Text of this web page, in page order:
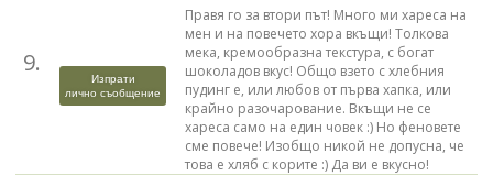
9.
Изпрати
лично съобщение
Правя го за втори път! Много ми хареса на
мен и на повечето хора вкъщи! Толкова
мека, кремообразна текстура, с богат
шоколадов вкус! Общо взето с хлебния
пудинг е, или любов от първа хапка, или
крайно разочарование. Вкъщи не се
хареса само на един човек :) Но феновете
сме повече! Изобщо никой не допусна, че
това е хляб с корите :) Да ви е вкусно!